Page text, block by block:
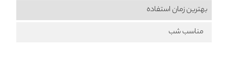
بهترین زمان استفاده
مناسب شب